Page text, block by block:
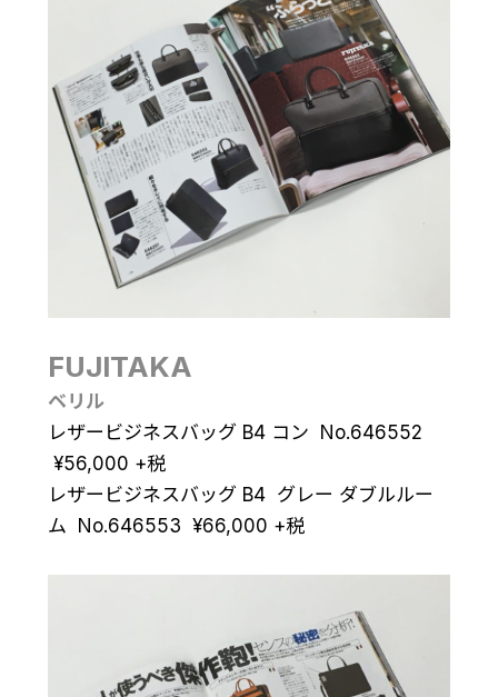
FUJITAKA
ベリル
レザービジネスバッグ B4 コン No.646552
¥56,000 +税
レザービジネスバッグ B4 グレー ダブルルー
ム No.646553 ¥66,000 +税